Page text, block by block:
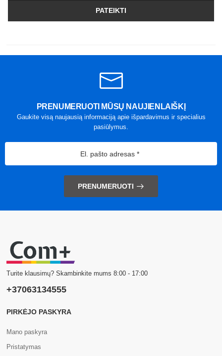
PATEIKTI
PRENUMERUOTI MŪSŲ NAUJIENLAIŠKĮ
Gaukite visą naujausią informaciją apie išpardavimus ir specialius
pasiūlymus.
PRENUMERUOTI
Turite klausimų? Skambinkite mums 8:00 - 17:00
+37063134555
PIRKĖJO PASKYRA
Mano paskyra
Pristatymas